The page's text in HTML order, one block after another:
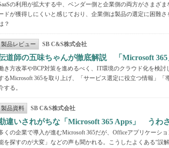
の利用が拡大する中、ベンダー側と企業側の両方がさまざ
ドが獲得しにくいと感じており、企業側は製品の選定に困難
？
製品レビュー SB C&S株式会社
道師の五味ちゃんが徹底解説 「Microsoft 365
き方改革やBCP対策を進めるべく、IT環境のクラウド化を検
るMicrosoft 365を取り上げ、「サービス選定に役立つ情報」
する。
製品資料 SB C&S株式会社
違いされがちな「Microsoft 365 Apps」 うわ
くの企業で導入が進むMicrosoft 365だが、Officeアプリケーシ
を探すのが大変」などの声も聞かれる。こうしたよくある“誤